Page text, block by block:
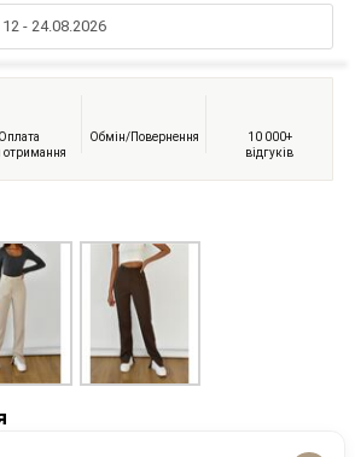
- 24.08.2026
Оплата
отримання
Обмін/Повернення
10 000+
відгуків